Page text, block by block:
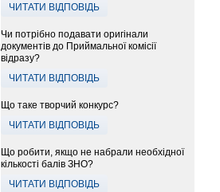
ЧИТАТИ ВІДПОВІДЬ
Чи потрібно подавати оригінали
документів до Приймальної комісії
відразу?
ЧИТАТИ ВІДПОВІДЬ
Що таке творчий конкурс?
ЧИТАТИ ВІДПОВІДЬ
Що робити, якщо не набрали необхідної
кількості балів ЗНО?
ЧИТАТИ ВІДПОВІДЬ